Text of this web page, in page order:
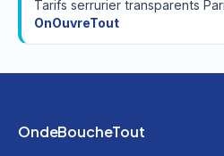
Tarifs serrurier transparents
OnOuvreTout
OndeBoucheTout